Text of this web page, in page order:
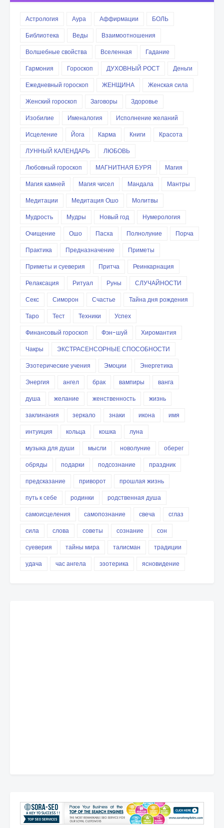
Астрология Аура Аффирмации
БОЛЬ
Библиотека
Веды
Взаимоотношения
Волшебные свойства
Вселенная
Гадание
Гармония
Гороскоп ДУХОВНЫЙ РОСТ
Деньги
Ежедневный гороскоп
ЖЕНЩИНА
Женская сила
Женский гороскоп
Заговоры
Здоровье
Изобилие
Именалогия
Исполнение желаний
Исцеление
Йога Карма Книги
Красота
ЛУННЫЙ КАЛЕНДАРЬ
ЛЮБОВЬ
Любовный гороскоп
МАГНИТНАЯ БУРЯ
Магия
Магия камней
Магия чисел Мандала
Мантры
Медитации
Медитация Ошо
Молитвы
Мудрость
Мудры Новый год
Нумерология
Очищение
Ошо Пасха Полнолуние
Порча
Практика
Предназначение
Приметы
Приметы и суеверия
Притча
Реинкарнация
Релаксация
Ритуал Руны
СЛУЧАЙНОСТИ
Секс
Симорон Счастье
Тайна дня рождения
Таро
Тест Техники
Успех
Финансовый гороскоп
Фэн-шуй
Хиромантия
Чакры
ЭКСТРАСЕНСОРНЫЕ СПОСОБНОСТИ
Эзотерические учения
Эмоции
Энергетика
Энергия
ангел брак вампиры
ванга
душа
желание женственность
жизнь
заклинания
зеркало знаки икона
имя
интуиция
кольца кошка
луна
музыка для души
мысли новолуние
оберег
обряды
подарки подсознание
праздник
предсказание
приворот
прошлая жизнь
путь к себе
родинки
родственная душа
самоисцеления
самопознание свеча
сглаз
сила
слова советы сознание
сон
суеверия
тайны мира талисман
традиции
удача
час ангела эзотерика ясновидение